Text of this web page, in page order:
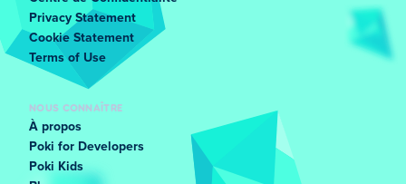
Privacy Statement
Cookie Statement
Terms of Use
NOUS CONNAÎTRE
À propos
Poki for Developers
Poki Kids